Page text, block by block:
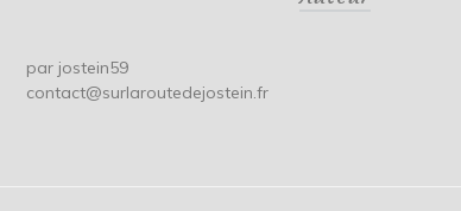
par jostein59
contact@surlaroutedejostein.fr